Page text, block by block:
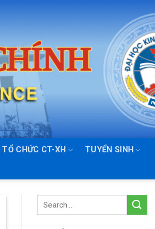
TỔ CHỨC CT-XH
TUYỂN SINH